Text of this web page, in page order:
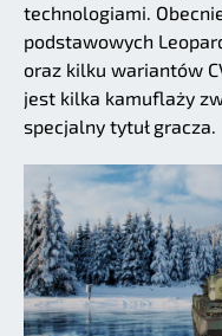
technologiami.
podstawowych
oraz kilku wariantów
jest kilka kamuflaży
specjalny tytuł gracza.